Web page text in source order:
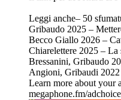
Leggi anche– 50
Gribaudo 2025 –
Becco Giallo 2026 –
Chiarelettere 2025 –
Bressanini, Gribaudo
Angioni, Gribaudi 2022
Learn more about your
megaphone.fm/